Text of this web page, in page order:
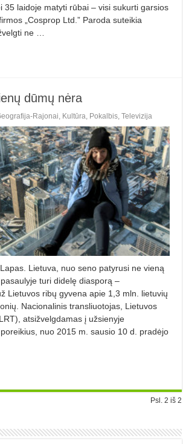
35 laidoje matyti rūbai – visi sukurti garsios
„Cosprop Ltd.” Paroda suteikia
ne …
dūmų nėra
Rajonai Kultūra Pokalbis ,Televizija
Lietuva, nuo seno patyrusi ne vieną
turi didelę diasporą –
Lietuvos ribų gyvena apie 1,3 mln. lietuvių
Nacionalinis transliuotojas, Lietuvos
atsižvelgdamas į užsienyje
nuo 2015 m. sausio 10 d. pradėjo
Psl. 2 iš 2